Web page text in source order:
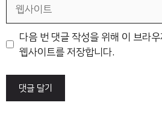
트
다음 번 댓글 작성을 위해 이 브라
웹사이트를 저장합니다.